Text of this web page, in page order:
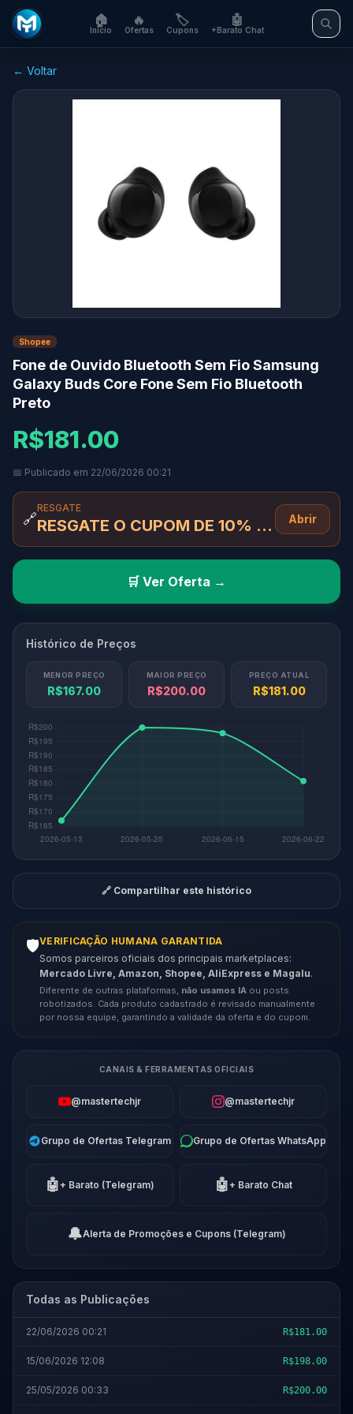
🏠
Início
🔥
Ofertas
🏷️
Cupons
🤖
+Barato Chat
← Voltar
Shopee
Fone de Ouvido Bluetooth Sem Fio Samsung
Galaxy Buds Core Fone Sem Fio Bluetooth
Preto
R$181.00
📅 Publicado em 22/06/2026 00:21
🔗
RESGATE
RESGATE O CUPOM DE 10% OFF AQUI Abrir
🛒 Ver Oferta →
Histórico de Preços
MENOR PREÇO
R$167.00
MAIOR PREÇO
R$200.00
PREÇO ATUAL
R$181.00
🔗 Compartilhar este histórico
🛡️VERIFICAÇÃO HUMANA GARANTIDA
Somos parceiros oficiais dos principais marketplaces:
Mercado Livre, Amazon, Shopee, AliExpress e Magalu.
Diferente de outras plataformas, não usamos IA ou posts
robotizados. Cada produto cadastrado é revisado manualmente
por nossa equipe, garantindo a validade da oferta e do cupom.
CANAIS & FERRAMENTAS OFICIAIS
@mastertechjr @mastertechjr
Grupo de Ofertas Telegram Grupo de Ofertas WhatsApp
🤖+ Barato (Telegram) 🤖+ Barato Chat
🔔Alerta de Promoções e Cupons (Telegram)
Todas as Publicações
22/06/2026 00:21 R$181.00
15/06/2026 12:08 R$198.00
25/05/2026 00:33 R$200.00